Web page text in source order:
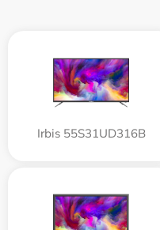
Irbis 55S31UD316B